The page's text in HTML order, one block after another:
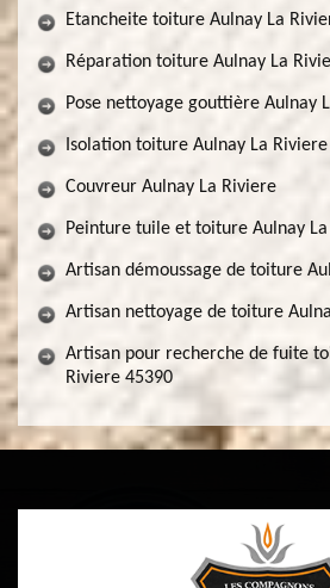
Etancheite toiture Aulnay La
Réparation toiture Aulnay La
Pose nettoyage gouttière Aulnay
Isolation toiture Aulnay La Riviere
Couvreur Aulnay La Riviere
Peinture tuile et toiture Aulnay
Artisan démoussage de toiture
Artisan nettoyage de toiture
Artisan pour recherche de fuite
Riviere 45390